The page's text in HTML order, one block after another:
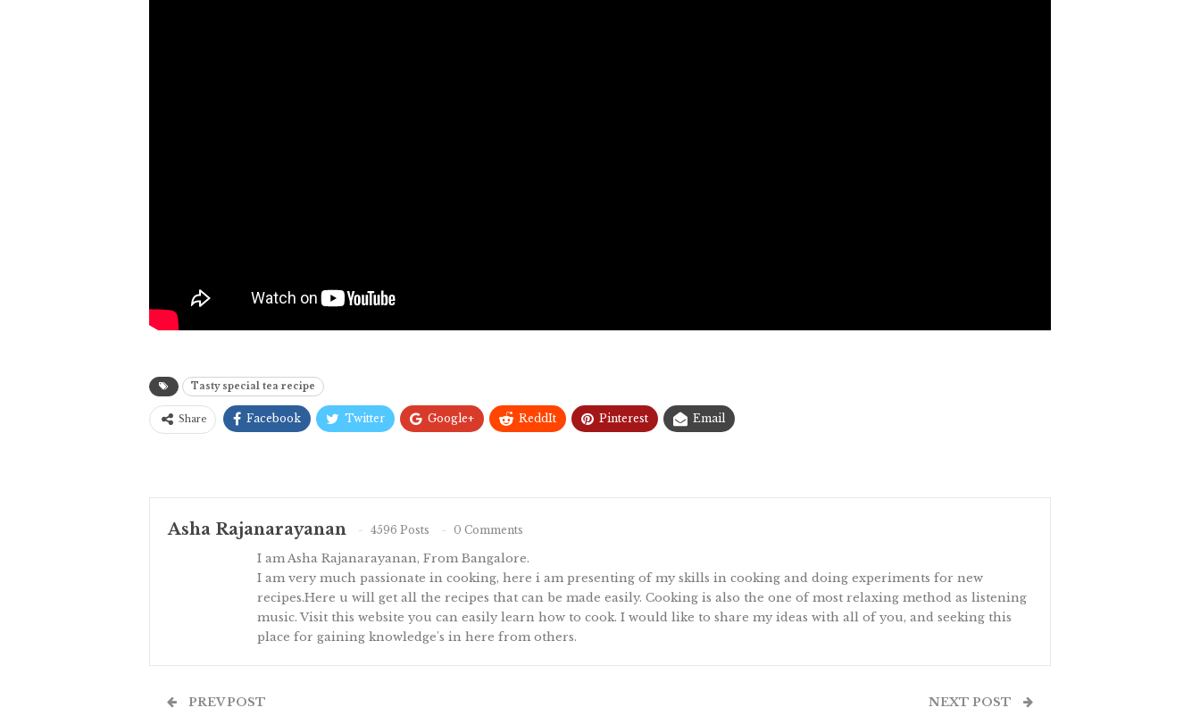
Tasty special tea recipe
Share Facebook Twitter Google+ ReddIt Pinterest Email
Asha Rajanarayanan 4596 Posts 0 Comments
I am Asha Rajanarayanan, From Bangalore.
I am very much passionate in cooking, here i am presenting of my skills in cooking and doing experiments for new
recipes.Here u will get all the recipes that can be made easily. Cooking is also the one of most relaxing method as listening
music. Visit this website you can easily learn how to cook. I would like to share my ideas with all of you, and seeking this
place for gaining knowledge's in here from others.
PREV POST NEXT POST